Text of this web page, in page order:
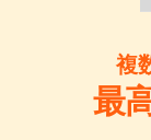
複
最